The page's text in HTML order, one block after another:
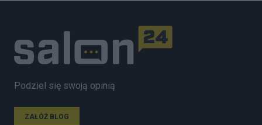
Podziel się swoją opinią
ZAŁÓŻ BLOG